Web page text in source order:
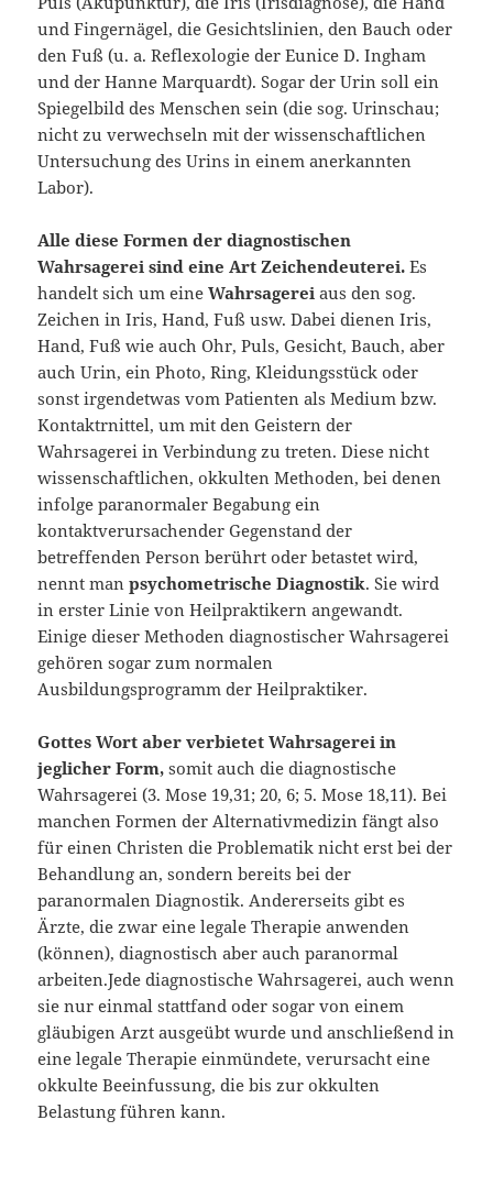
und Fingernägel, die Gesichtslinien, den Bauch oder
den Fuß (u. a. Reflexologie der Eunice D. Ingham
und der Hanne Marquardt). Sogar der Urin soll ein
Spiegelbild des Menschen sein (die sog. Urinschau;
nicht zu verwechseln mit der wissenschaftlichen
Untersu­chung des Urins in einem anerkannten
Labor).
Alle diese Formen derdiagnostischen
Wahrsagerei sind eine Art Zeichendeuterei. Es
handelt sich um eineWahrsagereiaus den sog.
Zeichen in Iris, Hand, Fuß usw. Dabei dienen Iris,
Hand, Fuß wie auch Ohr, Puls, Gesicht, Bauch, aber
auch Urin, ein Photo, Ring, Kleidungsstück oder
sonst irgendetwas vom Patienten als Medium bzw.
Kontaktrnittel, um mit den Geistern der
Wahrsagerei in Verbindung zu treten. Diese nicht
wissenschaftlichen, okkulten Methoden, bei denen
infolge paranorma­ler Begabung ein
kontaktverursachender Gegenstand der
betreffenden Person be­rührt oder betastet wird,
nennt man psychometrische Diagnostik. Sie wird
in erster Linie von Heilpraktikern angewandt.
Einige dieser Methoden diagnostischer Wahr­sagerei
gehören sogar zum normalen
Ausbildungsprogramm der Heilpraktiker.
Gottes Wort aber verbietet Wahrsagerei in
jeglicher Form, somit auch die diagnostische
Wahrsagerei (3. Mose 19,31; 20, 6; 5. Mose 18,11). Bei
man­chen Formen der Alternativmedizin fängt also
für einen Christen die Proble­matik nicht erst bei der
Behandlung an, sondern bereits bei der
paranormalen Diagnostik. Andererseits gibt es
Ärzte, die zwar eine legale Therapie anwen­den
(können), diagnostisch aber auch paranormal
arbeiten.Jede diagnostische Wahrsagerei, auch wenn
sie nur einmal stattfand oder sogar von einem
gläubigen Arzt ausgeübt wurde und anschließend in
eine le­gale Therapie einmündete, verursacht eine
okkulte Beeinfussung, die bis zur okkulten
Belastung führen kann.